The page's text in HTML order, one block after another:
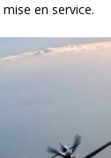
en service.